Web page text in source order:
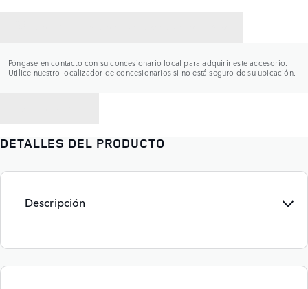
Póngase en contacto con su concesionario local para adquirir este accesorio.
Utilice nuestro localizador de concesionarios si no está seguro de su ubicación.
DETALLES DEL PRODUCTO
Descripción